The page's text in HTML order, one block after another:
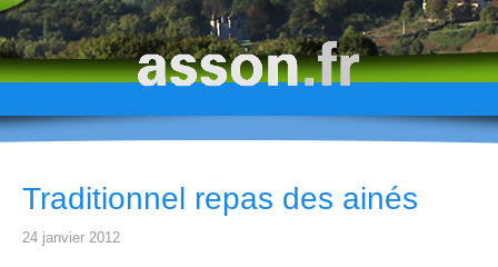
HISTOIRE
Traditionnel repas des ainés
24 janvier 2012